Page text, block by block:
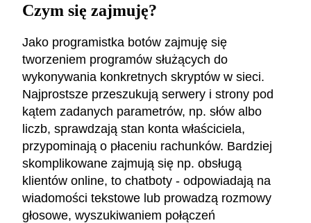
Czym się zajmuję?
Jako programistka botów zajmuję się
tworzeniem programów służących do
wykonywania konkretnych skryptów w sieci.
Najprostsze przeszukują serwery i strony pod
kątem zadanych parametrów, np. słów albo
liczb, sprawdzają stan konta właściciela,
przypominają o płaceniu rachunków. Bardziej
skomplikowane zajmują się np. obsługą
klientów online, to chatboty - odpowiadają na
wiadomości tekstowe lub prowadzą rozmowy
głosowe, wyszukiwaniem połączeń